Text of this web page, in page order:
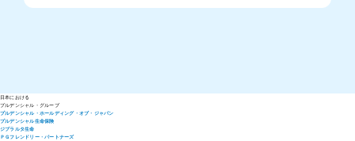
日本における
プルデンシャル・ グループ
プルデンシャル・ホールディング・オブ・ジャパン
プルデンシャル生命保険
ジブラルタ生命
ＰＧフレンドリー・パートナーズ